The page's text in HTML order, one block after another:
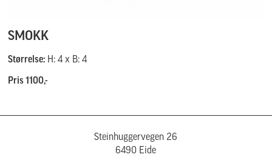
SMOKK
Størrelse: H: 4 x B: 4
Pris 1100,-
Steinhuggervegen 26
6490 Eide